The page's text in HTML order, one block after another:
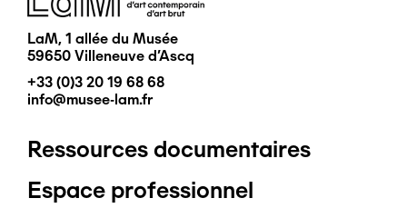
LaM, 1 allée du Musée
59650 Villeneuve d'Ascq
+33 (0)3 20 19 68 68
info@musee-lam.fr
Pied
Ressources documentaires
Espace professionnel